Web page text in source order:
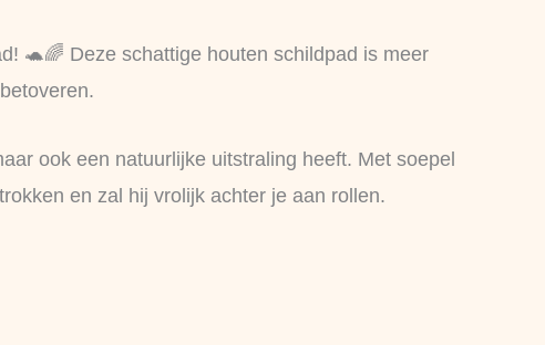
🐢🌈 Deze schattige houten schildpad is meer
ook een natuurlijke uitstraling heeft. Met soepel
en zal hij vrolijk achter je aan rollen.